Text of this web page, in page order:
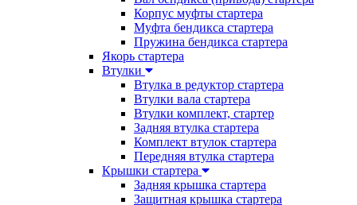
Корпус муфты стартера
Муфта бендикса стартера
Пружина бендикса стартера
Якорь стартера
Втулки
Втулка в редуктор стартера
Втулки вала стартера
Втулки комплект, стартер
Задняя втулка стартера
Комплект втулок стартера
Передняя втулка стартера
Крышки стартера
Задняя крышка стартера
Защитная крышка стартера